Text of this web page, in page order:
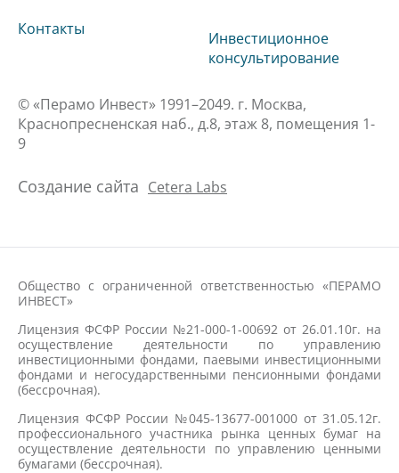
Контакты
Инвестиционное
консультирование
© «Перамо Инвест» 1991–2049. г. Москва,
Краснопресненская наб., д.8, этаж 8, помещения 1-
9
Создание сайта Cetera Labs
Общество с ограниченной ответственностью «ПЕРАМО
ИНВЕСТ»
Лицензия ФСФР России №21-000-1-00692 от 26.01.10г. на
осуществление деятельности по управлению
инвестиционными фондами, паевыми инвестиционными
фондами и негосударственными пенсионными фондами
(бессрочная).
Лицензия ФСФР России №045-13677-001000 от 31.05.12г.
профессионального участника рынка ценных бумаг на
осуществление деятельности по управлению ценными
бумагами (бессрочная).